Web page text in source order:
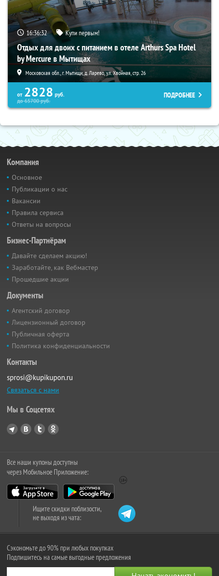
16:36:31 Купи первым!
Отдых для двоих с питанием в отеле Arthurs Spa Hotel
by Mercure в Мытищах
Московская обл., г. Мытищи, д. Ларево, ул. Хвойная, стр. 26
от 2828 руб.
до65700руб.
ПОДРОБНЕЕ
Компания
Основное
Публикации о нас
Вакансии
Правила сервиса
Ответы на вопросы
Бизнес-Партнёрам
Давайте сделаем акцию!
Заработайте, как Вебмастер
Прошедшие акции
Документы
Агентский договор
Лицензионный договор
Публичная оферта
Политика конфиденциальности
Контакты
sprosi@kupikupon.ru
Связаться с нами
Мы в Соцсетях
Все наши купоны доступны
через Мобильное Приложение:
Ищите скидки поблизости,
не выходя из чата:
Сэкономьте до 90% при любых покупках
Подпишитесь на самые выгодные предложения